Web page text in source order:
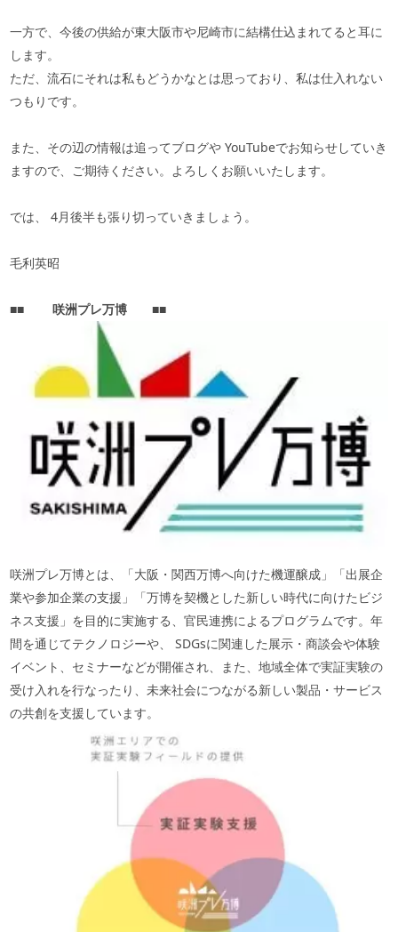
一方で、今後の供給が東大阪市や尼崎市に結構仕込まれてると耳に
します。
ただ、流石にそれは私もどうかなとは思っており、私は仕入れない
つもりです。
また、その辺の情報は追ってブログや YouTubeでお知らせしていき
ますので、ご期待ください。よろしくお願いいたします。
では、 4月後半も張り切っていきましょう。
毛利英昭
■■ 咲洲プレ万博 ■■
咲洲プレ万博とは、「大阪・関西万博へ向けた機運醸成」「出展企
業や参加企業の支援」「万博を契機とした新しい時代に向けたビジ
ネス支援」を目的に実施する、官民連携によるプログラムです。年
間を通じてテクノロジーや、 SDGsに関連した展示・商談会や体験
イベント、セミナーなどが開催され、また、地域全体で実証実験の
受け入れを行なったり、未来社会につながる新しい製品・サービス
の共創を支援しています。